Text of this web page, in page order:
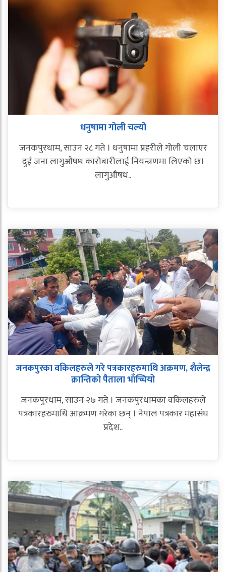
धनुषामा गोली चल्यो
जनकपुरधाम, साउन २८ गते । धनुषामा प्रहरीले गोली चलाएर
दुई जना लागुऔषध कारोबारीलाई नियन्त्रणमा लिएको छ।
लागुऔषध..
जनकपुरका वकिलहरुले गरे पत्रकारहरुमाथि अक्रमण, शैलेन्द्र
क्रान्तिको पैताला भाँच्चियो
जनकपुरधाम, साउन २७ गते । जनकपुरधामका वकिलहरुले
पत्रकारहरुमाथि आक्रमण गरेका छन् । नेपाल पत्रकार महासंघ
प्रदेश..